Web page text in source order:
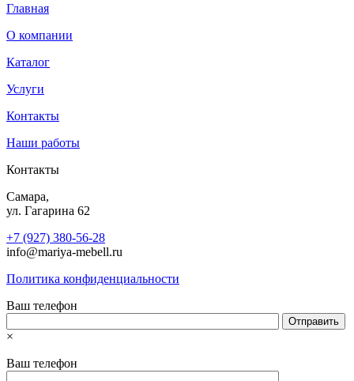
Главная
О компании
Каталог
Услуги
Контакты
Наши работы
Контакты
Самара,
ул. Гагарина 62
+7 (927) 380-56-28
info@mariya-mebell.ru
Политика конфиденциальности
Ваш телефон
×
Ваш телефон